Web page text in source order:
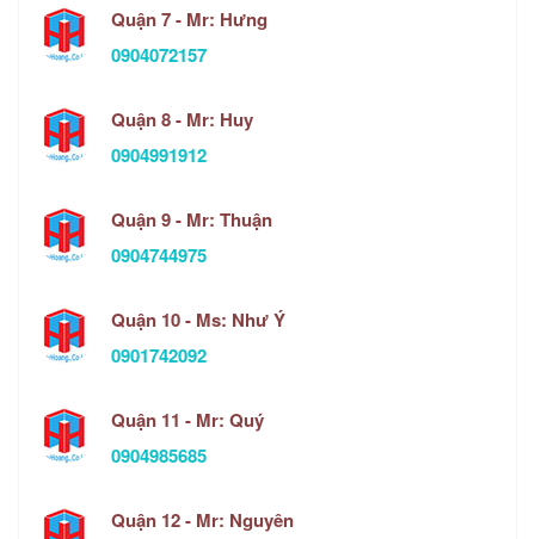
Quận 7 - Mr: Hưng
0904072157
Quận 8 - Mr: Huy
0904991912
Quận 9 - Mr: Thuận
0904744975
Quận 10 - Ms: Như Ý
0901742092
Quận 11 - Mr: Quý
0904985685
Quận 12 - Mr: Nguyên